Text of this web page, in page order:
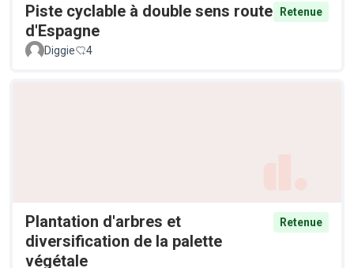
Piste cyclable à double sens route
d'Espagne
Retenue
Diggie 4
Plantation d'arbres et
diversification de la palette
végétale
Retenue